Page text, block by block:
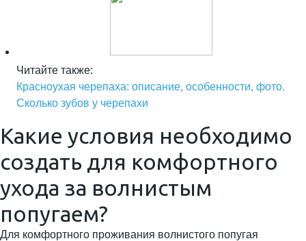
Читайте также:
Красноухая черепаха: описание, особенности, фото.
Сколько зубов у черепахи
Какие условия необходимо
создать для комфортного
ухода за волнистым
попугаем?
Для комфортного проживания волнистого попугая